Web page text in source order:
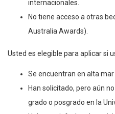
internacionales.
No tiene acceso a otras
Australia Awards).
Usted es elegible para aplicar si
Se encuentran en alta
Han solicitado, pero aún
grado o posgrado en la